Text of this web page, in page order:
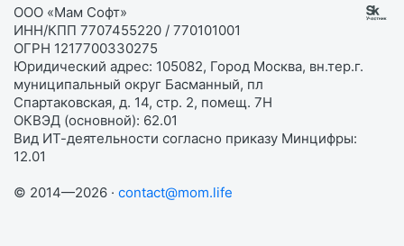
ООО «Мам Софт»
ИНН/КПП 7707455220 / 770101001
ОГРН 1217700330275
Юридический адрес: 105082, Город Москва, вн.тер.г.
муниципальный округ Басманный, пл
Спартаковская, д. 14, стр. 2, помещ. 7Н
ОКВЭД (основной): 62.01
Вид ИТ-деятельности согласно приказу Минцифры:
12.01
© 2014—2026 · contact@mom.life